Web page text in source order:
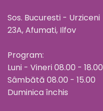
Sos. Bucuresti - Urziceni
23A, Afumati, Ilfov
Program:
Luni - Vineri 08.00 - 18.00
Sâmbătă 08.00 - 15.00
Duminica închis